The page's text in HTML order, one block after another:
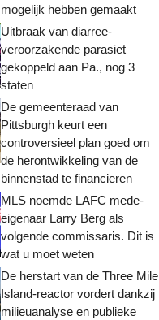
mogelijk hebben gemaakt
Uitbraak van diarree-
veroorzakende parasiet
gekoppeld aan Pa., nog 3
staten
De gemeenteraad van
Pittsburgh keurt een
controversieel plan goed om
de herontwikkeling van de
binnenstad te financieren
MLS noemde LAFC mede-
eigenaar Larry Berg als
volgende commissaris. Dit is
wat u moet weten
De herstart van de Three Mile
Island-reactor vordert dankzij
milieuanalyse en publieke